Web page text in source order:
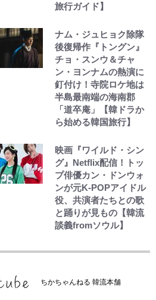
旅行ガイド】
ナム・ジュヒョク除隊
後復帰作『トングン』
チョ・スンウ＆チャ
ン・ヨンナムの熱演に
釘付け！寺院ロケ地は
半島最南端の海南郡
「道卒庵」【韓ドラか
ら始める韓国旅行】
映画『ワイルド・シン
グ』Netflix配信！トッ
プ俳優カン・ドンウォ
ンが元K-POPアイドル
役、共演者たちとの歌
と踊りが見もの【韓流
談義fromソウル】
ちかちゃんねる 韓流本舗